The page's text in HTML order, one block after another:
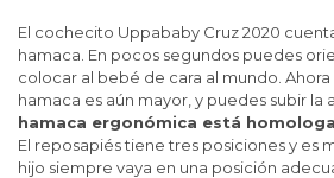
El cochecito Uppababy Cruz 2020
hamaca. En pocos segundos puedes
colocar al bebé de cara al mundo.
hamaca es aún mayor, y puedes subir la
hamaca ergonómica está
El reposapiés tiene tres posiciones y es
hijo siempre vaya en una posición